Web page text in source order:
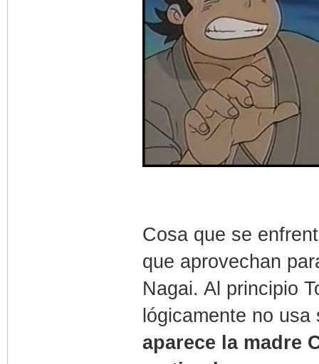
Cosa que se
que aprovechan
Nagai. Al principio
lógicamente no
aparece la madre